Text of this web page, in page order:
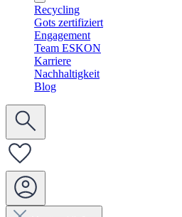
Recycling
Gots zertifiziert
Engagement
Team ESKON
Karriere
Nachhaltigkeit
Blog